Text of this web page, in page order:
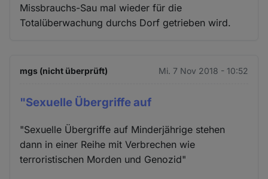
Missbrauchs-Sau mal wieder für die
Totalüberwachung durchs Dorf getrieben wird.
mgs (nicht überprüft) Mi. 7 Nov 2018 - 10:52
"Sexuelle Übergriffe auf
"Sexuelle Übergriffe auf Minderjährige stehen
dann in einer Reihe mit Verbrechen wie
terroristischen Morden und Genozid"